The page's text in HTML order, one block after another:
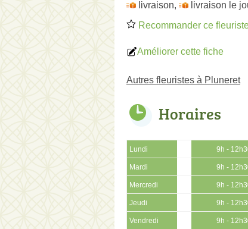
livraison, livraison le
Recommander ce
Améliorer cette fiche
Autres fleuristes à Pluneret
Horaires
Lundi 9h -
Mardi 9h -
Mercredi 9h -
Jeudi 9h -
Vendredi 9h -